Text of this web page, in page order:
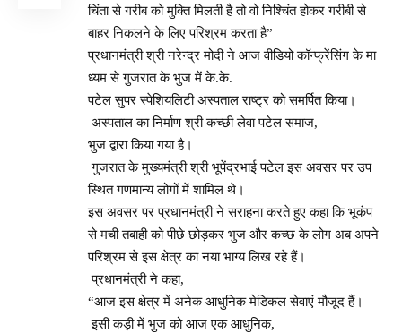
चिंता से गरीब को मुक्ति मिलती है तो वो निश्चिंत होकर गरीबी से
बाहर निकलने के लिए परिश्रम करता है”
प्रधानमंत्री श्री नरेन्द्र मोदी ने आज वीडियो कॉन्फ्रेंसिंग के मा
ध्यम से गुजरात के भुज में के.के.
पटेल सुपर स्पेशियलिटी अस्पताल राष्ट्र को समर्पित किया।
अस्पताल का निर्माण श्री कच्छी लेवा पटेल समाज,
भुज द्वारा किया गया है।
गुजरात के मुख्यमंत्री श्री भूपेंद्रभाई पटेल इस अवसर पर उप
स्थित गणमान्य लोगों में शामिल थे।
इस अवसर पर प्रधानमंत्री ने सराहना करते हुए कहा कि भूकंप
से मची तबाही को पीछे छोड़कर भुज और कच्छ के लोग अब अपने
परिश्रम से इस क्षेत्र का नया भाग्य लिख रहे हैं।
प्रधानमंत्री ने कहा,
“आज इस क्षेत्र में अनेक आधुनिक मेडिकल सेवाएं मौजूद हैं।
इसी कड़ी में भुज को आज एक आधुनिक,